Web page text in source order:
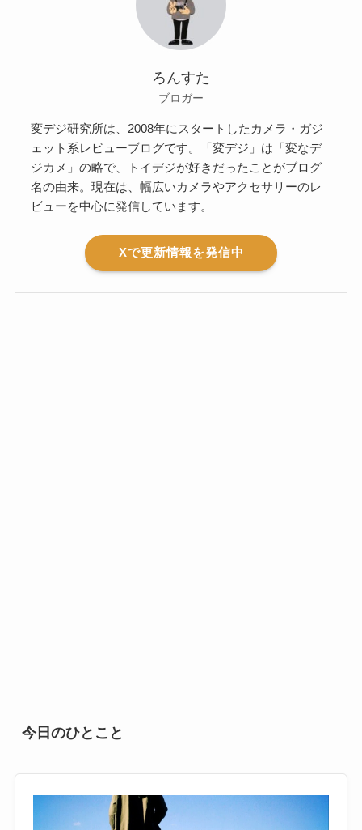
ろんすた
ブロガー
変デジ研究所は、2008年にスタートしたカメラ・ガジ
ェット系レビューブログです。「変デジ」は「変なデ
ジカメ」の略で、トイデジが好きだったことがブログ
名の由来。現在は、幅広いカメラやアクセサリーのレ
ビューを中心に発信しています。
Xで更新情報を発信中
今日のひとこと